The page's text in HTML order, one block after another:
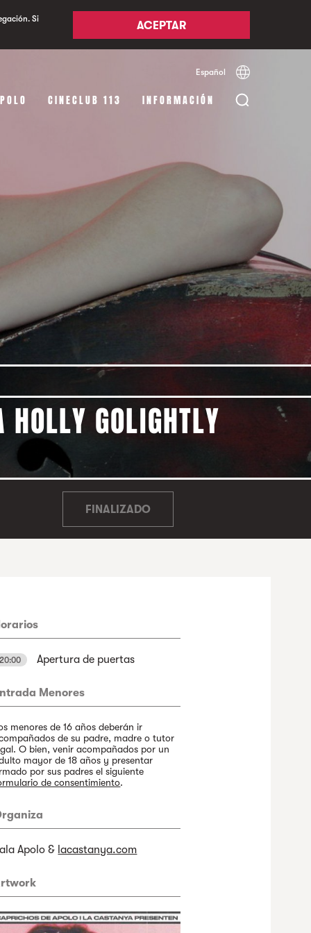
Si
ACEPTAR
Español Català
CINECLUB 113 INFORMACIÓN
GOLIGHTLY
FINALIZADO
20:00 Apertura de puertas
Menores
menores de 16 años deberán ir
de su padre, madre o tutor
O bien, venir acompañados por un
mayor de 18 años y presentar
por sus padres el siguiente
de consentimiento.
Apolo & lacastanya.com